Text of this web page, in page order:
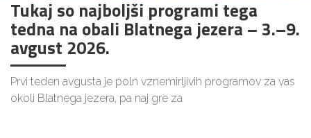
Tukaj so najboljši programi tega
tedna na obali Blatnega jezera – 3.–9.
avgust 2026.
Prvi teden avgusta je poln vznemirljivih programov za vas
okoli Blatnega jezera, pa naj gre za